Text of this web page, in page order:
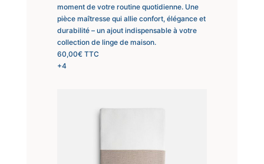
moment de votre routine quotidienne. Une
pièce maîtresse qui allie confort, élégance et
durabilité – un ajout indispensable à votre
collection de linge de maison.
60,00€ TTC
+4